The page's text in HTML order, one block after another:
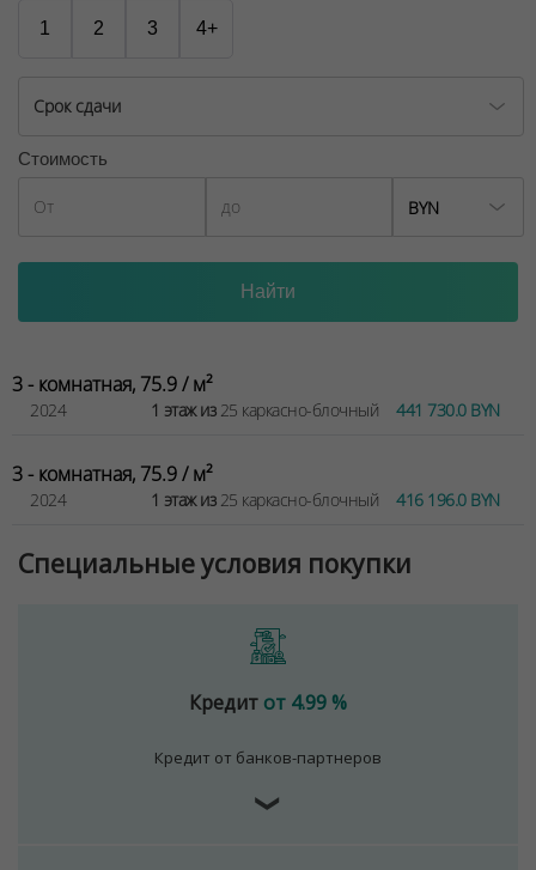
1 2 3 4+
Срок сдачи
Стоимость
BYN
3 - комнатная, 75.9 / м²
2024 1 этаж из25 каркасно-блочный 441 730.0 BYN
3 - комнатная, 75.9 / м²
2024 1 этаж из25 каркасно-блочный 416 196.0 BYN
Специальные условия покупки
Кредит от 4.99 %
Кредит от банков-партнеров
❯